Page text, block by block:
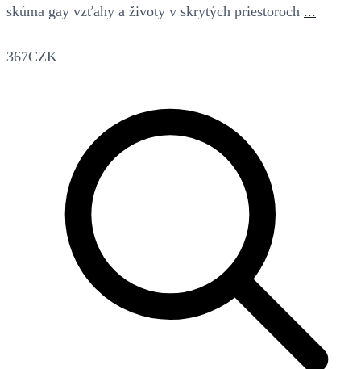
skúma gay vzťahy a životy v skrytých priestoroch ...
367CZK